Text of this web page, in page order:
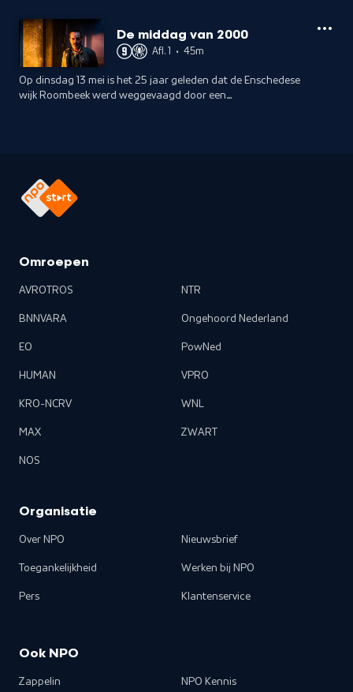
De middag van 2000
Afl. 1 • 45m
Op dinsdag 13 mei is het 25 jaar geleden dat de Enschedese
wijk Roombeek werd weggevaagd door een
Omroepen
AVROTROS
BNNVARA
EO
HUMAN
KRO-NCRV
MAX
NOS
NTR
Ongehoord Nederland
PowNed
VPRO
WNL
ZWART
Organisatie
Over NPO
Toegankelijkheid
Pers
Nieuwsbrief
Werken bij NPO
Klantenservice
Ook NPO
Zappelin NPO Kennis